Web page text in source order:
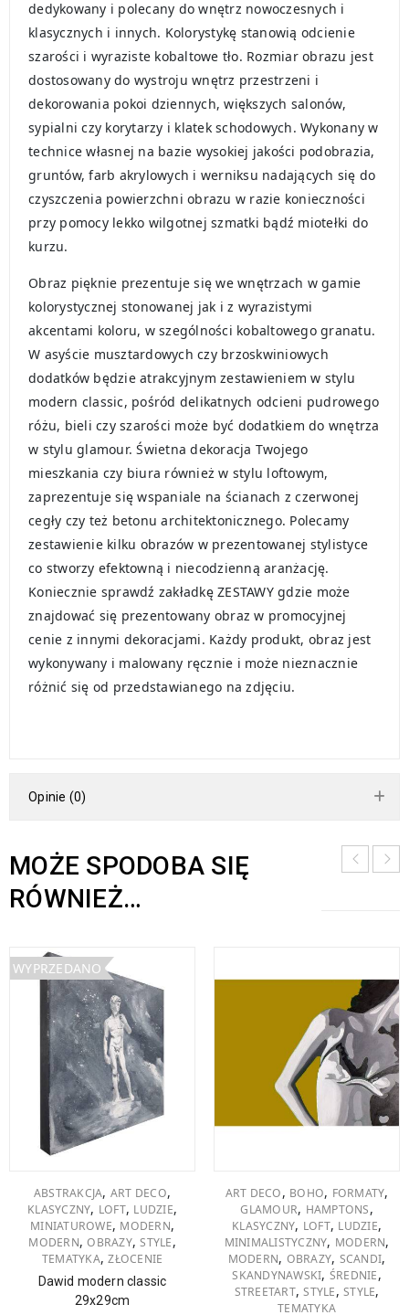
dedykowany i polecany do wnętrz nowoczesnych i
klasycznych i innych. Kolorystykę stanowią odcienie
szarości i wyraziste kobaltowe tło. Rozmiar obrazu jest
dostosowany do wystroju wnętrz przestrzeni i
dekorowania pokoi dziennych, większych salonów,
sypialni czy korytarzy i klatek schodowych. Wykonany w
technice własnej na bazie wysokiej jakości podobrazia,
gruntów, farb akrylowych i werniksu nadających się do
czyszczenia powierzchni obrazu w razie konieczności
przy pomocy lekko wilgotnej szmatki bądź miotełki do
kurzu.
Obraz pięknie prezentuje się we wnętrzach w gamie
kolorystycznej stonowanej jak i z wyrazistymi
akcentami koloru, w szególności kobaltowego granatu.
W asyście musztardowych czy brzoskwiniowych
dodatków będzie atrakcyjnym zestawieniem w stylu
modern classic, pośród delikatnych odcieni pudrowego
różu, bieli czy szarości może być dodatkiem do wnętrza
w stylu glamour. Świetna dekoracja Twojego
mieszkania czy biura również w stylu loftowym,
zaprezentuje się wspaniale na ścianach z czerwonej
cegły czy też betonu architektonicznego. Polecamy
zestawienie kilku obrazów w prezentowanej stylistyce
co stworzy efektowną i niecodzienną aranżację.
Koniecznie sprawdź zakładkę ZESTAWY gdzie może
znajdować się prezentowany obraz w promocyjnej
cenie z innymi dekoracjami. Każdy produkt, obraz jest
wykonywany i malowany ręcznie i może nieznacznie
różnić się od przedstawianego na zdjęciu.
Opinie (0)
MOŻE SPODOBA SIĘ
RÓWNIEŻ…
WYPRZEDANO
ABSTRAKCJA, ART DECO,
KLASYCZNY, LOFT, LUDZIE,
MINIATUROWE, MODERN,
MODERN,OBRAZY,STYLE,
TEMATYKA,ZŁOCENIE
Dawid modern classic
29x29cm
ART DECO, BOHO, FORMATY,
GLAMOUR, HAMPTONS,
KLASYCZNY, LOFT, LUDZIE,
MINIMALISTYCZNY, MODERN,
MODERN, OBRAZY, SCANDI,
SKANDYNAWSKI, ŚREDNIE,
STREETART,STYLE, STYLE,
TEMATYKA